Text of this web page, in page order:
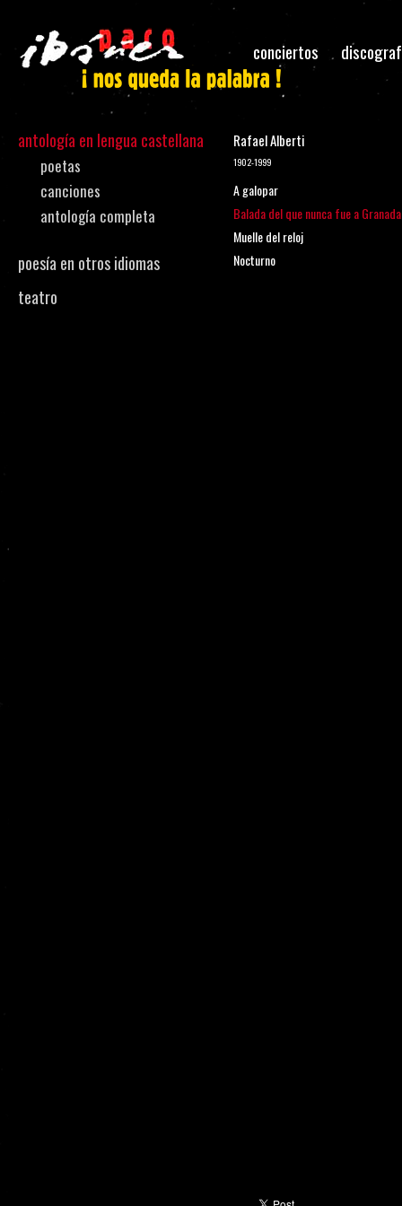
conciertos
Rafael Alberti
1902-1999
A galopar
Balada del que nunca fue a Granada
Muelle del reloj
Nocturno
antología en lengua castellana
poetas
canciones
antología completa
poesía en otros idiomas
teatro